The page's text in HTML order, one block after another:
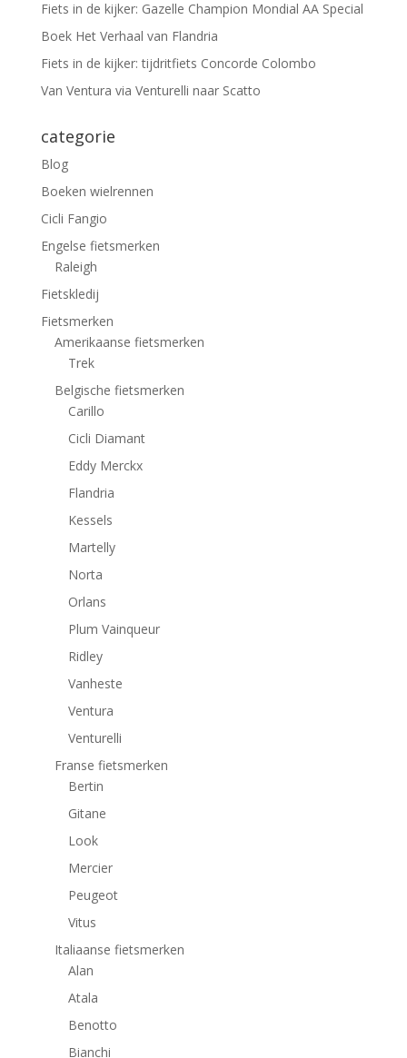
Fiets in de kijker: Gazelle Champion Mondial AA Special
Boek Het Verhaal van Flandria
Fiets in de kijker: tijdritfiets Concorde Colombo
Van Ventura via Venturelli naar Scatto
categorie
Blog
Boeken wielrennen
Cicli Fangio
Engelse fietsmerken
Raleigh
Fietskledij
Fietsmerken
Amerikaanse fietsmerken
Trek
Belgische fietsmerken
Carillo
Cicli Diamant
Eddy Merckx
Flandria
Kessels
Martelly
Norta
Orlans
Plum Vainqueur
Ridley
Vanheste
Ventura
Venturelli
Franse fietsmerken
Bertin
Gitane
Look
Mercier
Peugeot
Vitus
Italiaanse fietsmerken
Alan
Atala
Benotto
Bianchi